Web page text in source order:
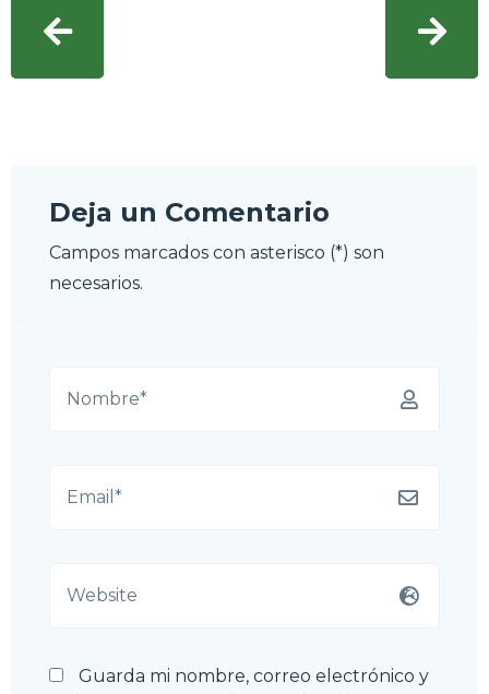
Deja un Comentario
Campos marcados con asterisco (*) son
necesarios.
Guarda mi nombre, correo electrónico y